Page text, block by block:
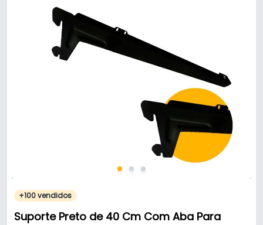
+100 vendidos
Suporte Preto de 40 Cm Com Aba Para